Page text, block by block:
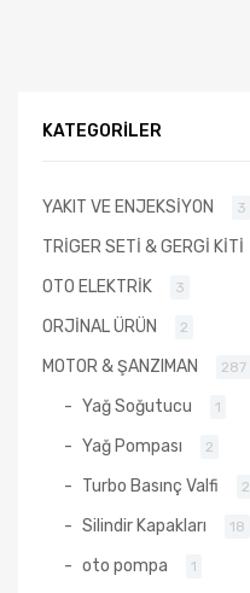
KATEGORILER
YAKIT VE ENJEKSİYON 3
TRİGER SETİ & GERGİ KİTİ
OTO ELEKTRİK 3
ORJİNAL ÜRÜN 2
MOTOR & ŞANZIMAN 287
Yağ Soğutucu 1
Yağ Pompası 2
Turbo Basınç Valfi 2
Silindir Kapakları 18
oto pompa 1